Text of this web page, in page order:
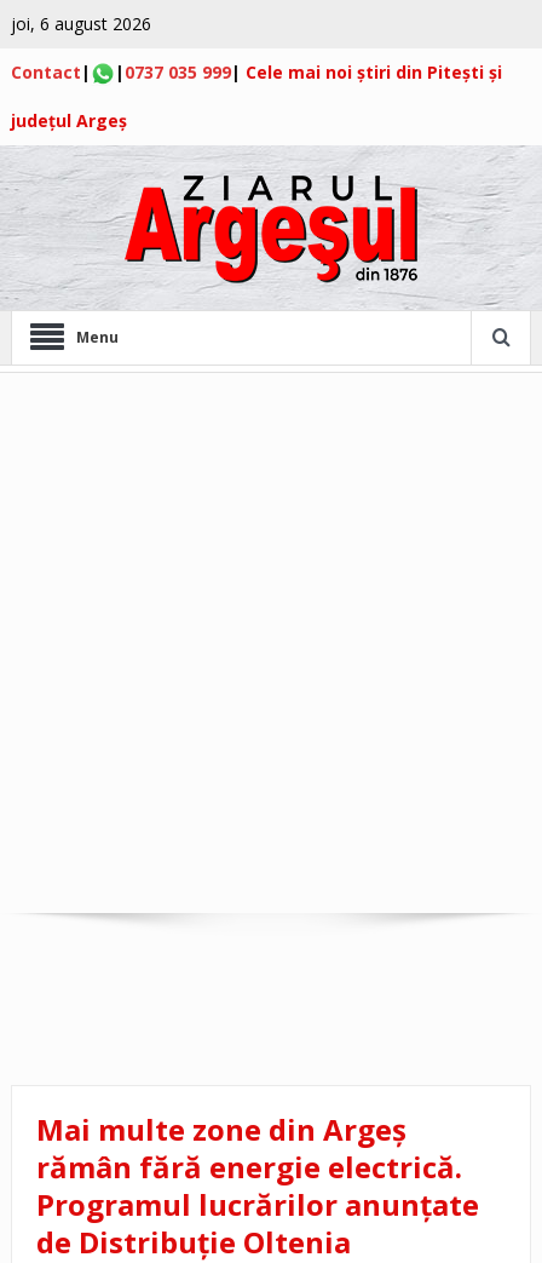
joi, 6 august 2026
Contact | | 0737 035 999| Cele mai noi știri din Pitești și
județul Argeș
Menu
Mai multe zone din Argeș
rămân fără energie electrică.
Programul lucrărilor anunțate
de Distribuție Oltenia